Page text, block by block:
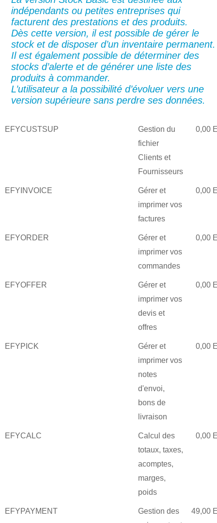
indépendants ou petites entreprises qui
facturent des prestations et des produits.
Dès cette version, il est possible de gérer le
stock et de disposer d’un inventaire permanent.
Il est également possible de déterminer des
stocks d’alerte et de générer une liste des
produits à commander.
L’utilisateur a la possibilité d’évoluer vers une
version supérieure sans perdre ses données.
EFYCUSTSUP
Gestion du
fichier
Clients et
Fournisseurs
0,00
EFYINVOICE
Gérer et
imprimer vos
factures
0,00
EFYORDER
Gérer et
imprimer vos
commandes
0,00
EFYOFFER
Gérer et
imprimer vos
devis et
offres
0,00
EFYPICK
Gérer et
imprimer vos
notes
d'envoi,
bons de
livraison
0,00
EFYCALC
Calcul des
totaux, taxes,
acomptes,
marges,
poids
0,00
EFYPAYMENT
Gestion des
49,00